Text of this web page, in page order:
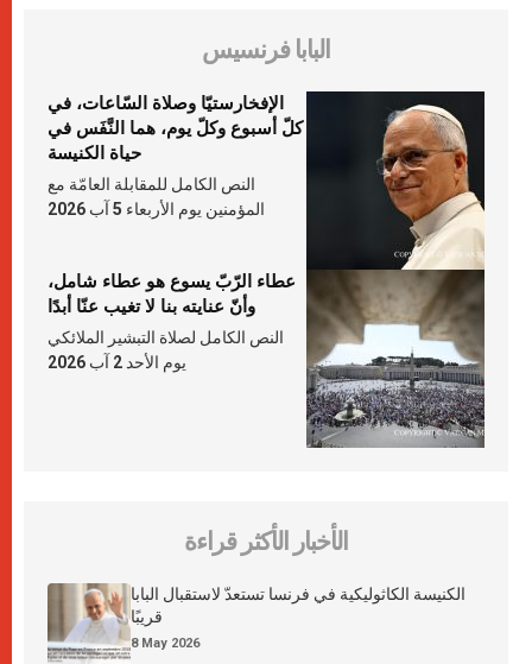
البابا فرنسيس
الإفخارستيّا وصلاة السّاعات، في
كلّ أسبوع وكلّ يوم، هما النَّفَس في
حياة الكنيسة
النص الكامل للمقابلة العامّة مع
المؤمنين يوم الأربعاء 5 آب 2026
عطاء الرّبّ يسوع هو عطاء شامل،
وأنّ عنايته بنا لا تغيب عنّا أبدًا
النص الكامل لصلاة التبشير الملائكي
يوم الأحد 2 آب 2026
الأخبار الأكثر قراءة
الكنيسة الكاثوليكية في فرنسا تستعدّ لاستقبال البابا
قريبًا
8 May 2026